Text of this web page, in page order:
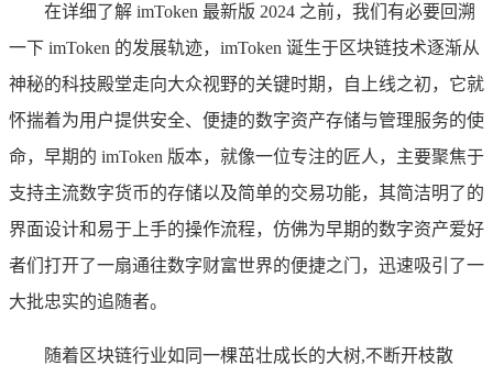
在详细了解 imToken 最新版 2024 之前，我们有必要回溯
一下 imToken 的发展轨迹，imToken 诞生于区块链技术逐渐从
神秘的科技殿堂走向大众视野的关键时期，自上线之初，它就
怀揣着为用户提供安全、便捷的数字资产存储与管理服务的使
命，早期的 imToken 版本，就像一位专注的匠人，主要聚焦于
支持主流数字货币的存储以及简单的交易功能，其简洁明了的
界面设计和易于上手的操作流程，仿佛为早期的数字资产爱好
者们打开了一扇通往数字财富世界的便捷之门，迅速吸引了一
大批忠实的追随者。
随着区块链行业如同一棵茁壮成长的大树,不断开枝散